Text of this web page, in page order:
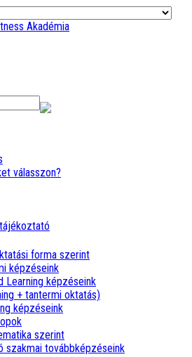
válasszon?
forma szerint
képzéseink
Learning képzéseink
+ tantermi oktatás)
képzéseink
szerint
szakmai továbbképzéseink